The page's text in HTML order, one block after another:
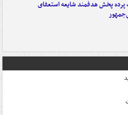
پخش هدفمند شایعه استعفای